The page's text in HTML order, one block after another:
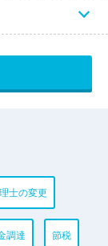
士の変更
調達 節税